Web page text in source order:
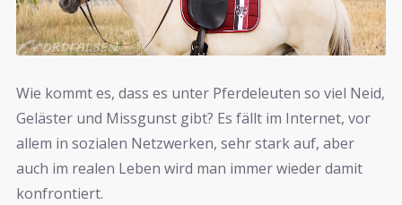
Wie kommt es, dass es unter Pferdeleuten so viel Neid,
Geläster und Missgunst gibt? Es fällt im Internet, vor
allem in sozialen Netzwerken, sehr stark auf, aber
auch im realen Leben wird man immer wieder damit
konfrontiert.